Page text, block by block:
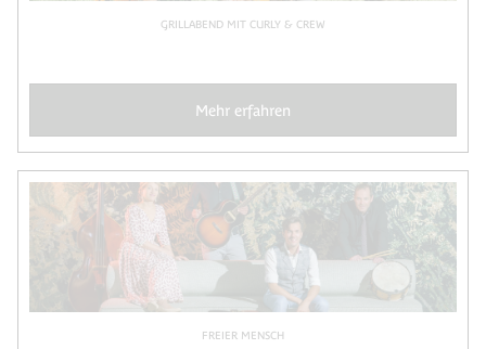
GRILLABEND MIT CURLY & CREW
Mehr erfahren
FREIER MENSCH